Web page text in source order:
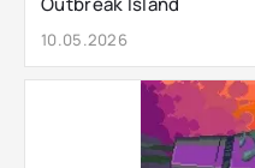
10.05.2026